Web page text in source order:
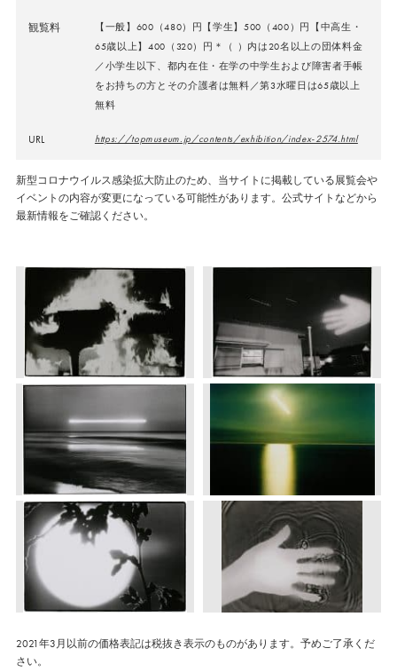
観覧料
【一般】600（480）円【学生】500（400）円【中高生・
65歳以上】400（320）円＊（ ）内は20名以上の団体料金
／小学生以下、都内在住・在学の中学生および障害者手帳
をお持ちの方とその介護者は無料／第3水曜日は65歳以上
無料
URL https://topmuseum.jp/contents/exhibition/index-2574.html
新型コロナウイルス感染拡大防止のため、当サイトに掲載している展覧会や
イベントの内容が変更になっている可能性があります。公式サイトなどから
最新情報をご確認ください。
2021年3月以前の価格表記は税抜き表示のものがあります。予めご了承くだ
さい。